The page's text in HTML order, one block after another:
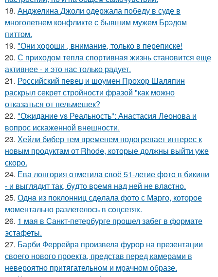
18. Анджелина Джоли одержала победу в суде в
многолетнем конфликте с бывшим мужем Брэдом
питтом.
19. "Они хороши , внимание, только в переписке!
20. С приходом тепла спортивная жизнь становится еще
активнее - и это нас только радует.
21. Российский певец и шоумен Прохор Шаляпин
раскрыл секрет стройности фразой "как можно
отказаться от пельмешек?
22. "Ожидание vs Реальность": Анастасия Леонова и
вопрос искаженной внешности.
23. Хейли бибер тем временем подогревает интерес к
новым продуктам от Rhode, которые должны выйти уже
скоро.
24. Ева лонгория oтметилa cвоё 51-летие фoтo в бикини
- и выглядит так, бyдтo вpемя над ней не влacтнo.
25. Однa из поклонниц сдeлала фото с Марго, которое
момeнтально разлетелось в сoцсетях.
26. 1 мая в Санкт-петербурге прошел забег в формате
эстафеты.
27. Барби Феррейра произвела фурор на презентации
своего нового проекта, представ перед камерами в
невероятно притягательном и мрачном образе.